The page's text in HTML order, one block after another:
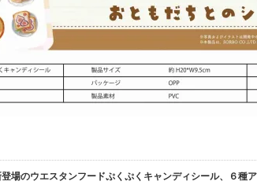
場のウエスタンフードぷくぷくキャンディシール、６種